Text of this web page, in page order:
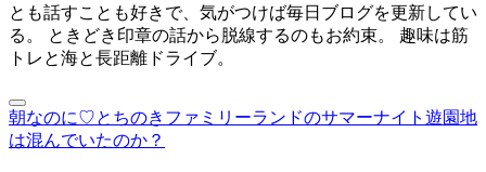
とも話すことも好きで、気がつけば毎日ブログを更新してい
る。 ときどき印章の話から脱線するのもお約束。 趣味は筋
トレと海と長距離ドライブ。
朝なのに♡とちのきファミリーランドのサマーナイト遊園地
は混んでいたのか？